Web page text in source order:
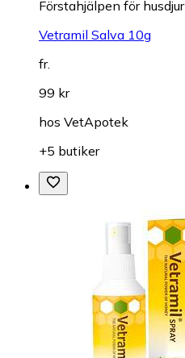
Förstahjälpen för husdjur
Vetramil Salva 10g
fr.
99 kr
hos VetApotek
+5 butiker